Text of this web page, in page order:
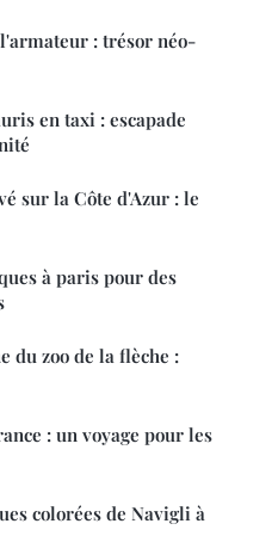
: trésor néo-
en taxi : escapade
sur la Côte d'Azur : le
à paris pour des
du zoo de la flèche :
: un voyage pour les
colorées de Navigli à